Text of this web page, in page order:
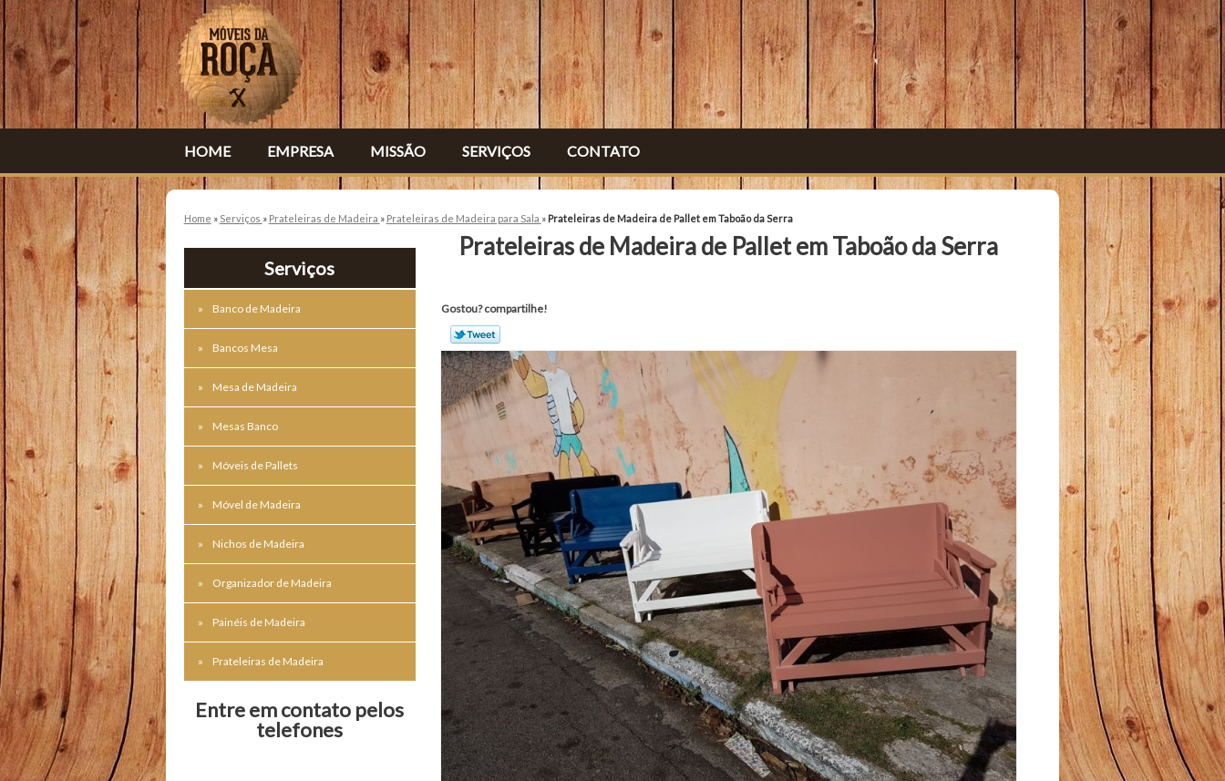
HOME EMPRESA MISSÃO SERVIÇOS CONTATO
Home » Serviços » Prateleiras de Madeira » Prateleiras de Madeira para Sala » Prateleiras de Madeira de Pallet em Taboão da Serra
Serviços
Banco de Madeira
Bancos Mesa
Mesa de Madeira
Mesas Banco
Móveis de Pallets
Móvel de Madeira
Nichos de Madeira
Organizador de Madeira
Painéis de Madeira
Prateleiras de Madeira
Entre em contato pelos
telefones
Prateleiras de Madeira de Pallet em Taboão da Serra
Gostou? compartilhe!